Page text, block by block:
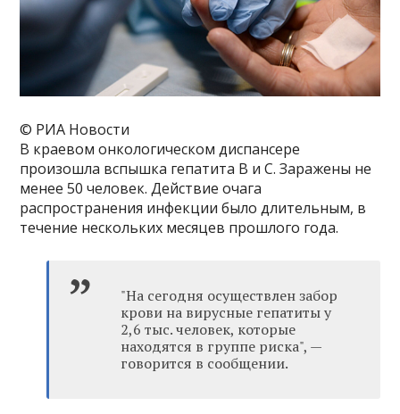
© РИА Новости
В краевом онкологическом диспансере
произошла вспышка гепатита B и C. Заражены не
менее 50 человек. Действие очага
распространения инфекции было длительным, в
течение нескольких месяцев прошлого года.
"На сегодня осуществлен забор
крови на вирусные гепатиты у
2,6 тыс. человек, которые
находятся в группе риска", —
говорится в сообщении.